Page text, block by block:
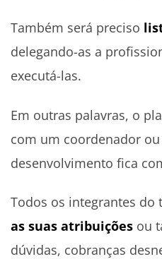
Também será preciso
delegando-as a
executá-las.
Em outras palavras, o
com um coordenador
desenvolvimento fica
Todos os integrantes do
as suas atribuições ou
dúvidas, cobranças